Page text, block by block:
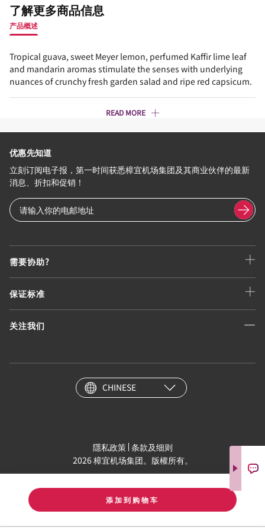
添加到购物车
了解更多商品信息
产品概述
Tropical guava, sweet Meyer lemon, perfumed Kaffir lime leaf
and mandarin aromas stimulate the senses with underlying
nuances of crunchy fresh garden salad and ripe red capsicum.
READ MORE
需要协助?
保证标准
关注我们
优惠先知道
立刻订阅电子报，第一时间获悉樟宜机场集团及其商业伙伴的最新
消息、折扣和促销！
CHINESE
隱私政策 条款及细则
2026 樟宜机场集团。版權所有。